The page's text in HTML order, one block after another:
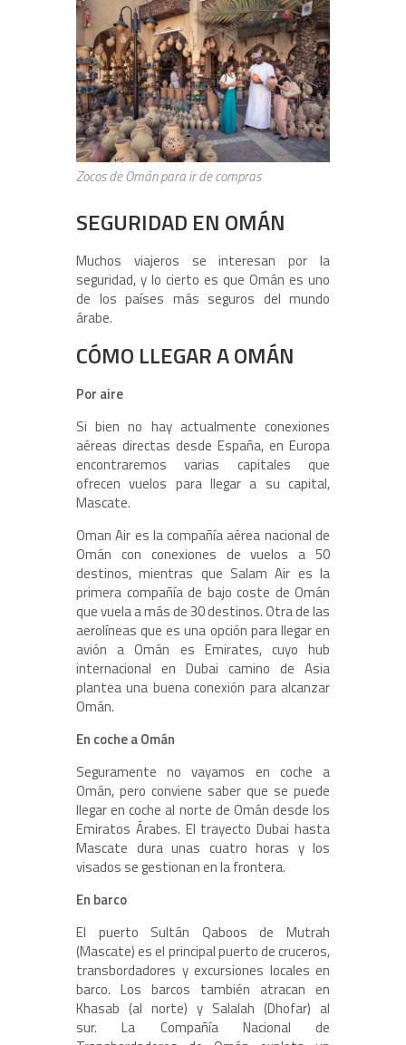
Zocos de Omán para ir de compras
SEGURIDAD EN OMÁN
Muchos viajeros se interesan por la
seguridad, y lo cierto es que Omán es uno
de los países más seguros del mundo
árabe.
CÓMO LLEGAR A OMÁN
Por aire
Si bien no hay actualmente conexiones
aéreas directas desde España, en Europa
encontraremos varias capitales que
ofrecen vuelos para llegar a su capital,
Mascate.
Oman Air es la compañía aérea nacional de
Omán con conexiones de vuelos a 50
destinos, mientras que Salam Air es la
primera compañía de bajo coste de Omán
que vuela a más de 30 destinos. Otra de las
aerolíneas que es una opción para llegar en
avión a Omán es Emirates, cuyo hub
internacional en Dubai camino de Asia
plantea una buena conexión para alcanzar
Omán.
En coche a Omán
Seguramente no vayamos en coche a
Omán, pero conviene saber que se puede
llegar en coche al norte de Omán desde los
Emiratos Árabes. El trayecto Dubai hasta
Mascate dura unas cuatro horas y los
visados se gestionan en la frontera.
En barco
El puerto Sultán Qaboos de Mutrah
(Mascate) es el principal puerto de cruceros,
transbordadores y excursiones locales en
barco. Los barcos también atracan en
Khasab (al norte) y Salalah (Dhofar) al
sur. La Compañía Nacional de